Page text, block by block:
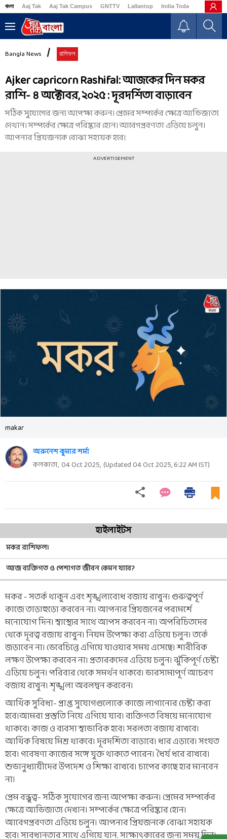
বাংলা Aaj Tak Aaj Tak Campus GNTTV Lallantop India Today Business
Bangla News রাশিফল
Ajker capricorn Rashifal: আজকের দিন মকর
রাশি- ৪ অক্টোবর, ২০২৫ : দূরদর্শিতা বাড়াবেন
সঠিক সুযোগের জন্য অপেক্ষা করুন। প্রেমের সম্পর্কের ক্ষেত্রে আভিজাত্য
দেখান। সম্পর্কের ক্ষেত্রে পরিষ্কার হোন। আবেগপ্রবণতা এড়িয়ে চলুন।
আপনার প্রিয়জনকে বোঝা সহায়ক হবে।
ADVERTISEMENT
makar
অরুনেশ কুমার শর্মা
কলকাতা, 04 Oct 2025, (Updated 04 Oct 2025, 6:22 AMIST)
হাইলাইটস
মকর রাশিফল।
আজ ব্যক্তিগত ও পেশাগত জীবন কেমন যাবে?
মকর - সতর্ক থাকুন এবং শৃঙ্খলাবোধ বজায় রাখুন। গুরুত্বপূর্ণ
কাজে তাড়াহুড়ো করবেন না। আপনার প্রিয়জনের পরামর্শে
মনোযোগ দিন। স্বাস্থ্যের সাথে আপস করবেন না। অপরিচিতদের
থেকে দূরত্ব বজায় রাখুন। নিয়ম উপেক্ষা করা এড়িয়ে চলুন। তর্কে
জড়াবেন না। ভেবেচিন্তে এগিয়ে যাওয়ার সময় এসেছে। শারীরিক
লক্ষণ উপেক্ষা করবেন না। প্রতারকদের এড়িয়ে চলুন। ঝুঁকিপূর্ণ চেষ্টা
এড়িয়ে চলুন। পরিবার থেকে সমর্থন থাকবে। ভারসাম্যপূর্ণ আচরণ
বজায় রাখুন। শৃঙ্খলা অবলম্বন করবেন।
আর্থিক সুবিধা- প্রাপ্ত সুযোগগুলোকে কাজে লাগানোর চেষ্টা করা
হবে।আমরা প্রস্তুতি নিয়ে এগিয়ে যাব। ব্যক্তিগত বিষয়ে মনোযোগ
থাকবে। কাজ ও ব্যবসা স্বাভাবিক হবে। সরলতা বজায় রাখবে।
আর্থিক বিষয়ে মিশ্র থাকবে। দূরদর্শিতা বাড়াবে। ধার এড়াবে। সংযত
হবে। গবেষণা কাজের সঙ্গে যুক্ত থাকতে পারেন। ধৈর্য ধরে রাখবে।
শুভানুধ্যায়ীদের উপদেশ ও শিক্ষা রাখবে। চাপের কাছে হার মানবেন
না।
প্রেম বন্ধুত্ব- সঠিক সুযোগের জন্য অপেক্ষা করুন। প্রেমের সম্পর্কের
ক্ষেত্রে আভিজাত্য দেখান। সম্পর্কের ক্ষেত্রে পরিষ্কার হোন।
আবেগপ্রবণতা এড়িয়ে চলুন। আপনার প্রিয়জনকে বোঝা সহায়ক
হবে। সাবধানতার সাথে এগিয়ে যান. সাক্ষাৎকারের জন্য সময় দিন।